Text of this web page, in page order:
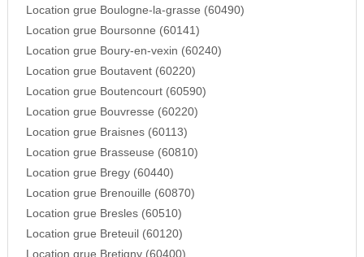
Location grue Boulogne-la-grasse (60490)
Location grue Boursonne (60141)
Location grue Boury-en-vexin (60240)
Location grue Boutavent (60220)
Location grue Boutencourt (60590)
Location grue Bouvresse (60220)
Location grue Braisnes (60113)
Location grue Brasseuse (60810)
Location grue Bregy (60440)
Location grue Brenouille (60870)
Location grue Bresles (60510)
Location grue Breteuil (60120)
Location grue Bretigny (60400)